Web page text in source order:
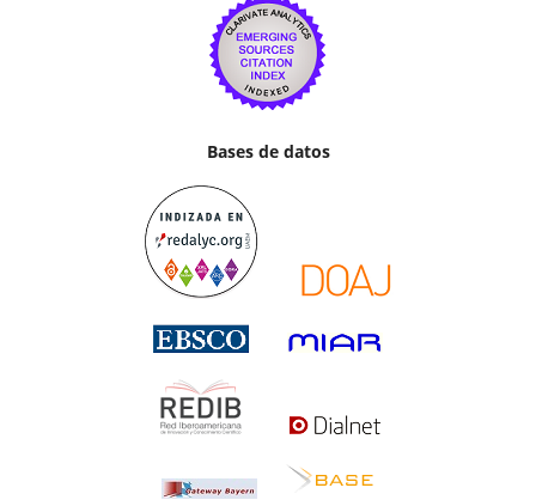
Bases de datos